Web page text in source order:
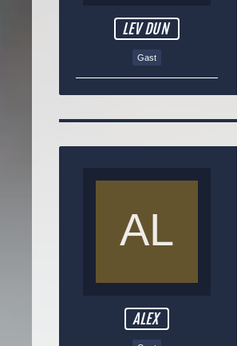
LEV DUN
Gast
ALEX